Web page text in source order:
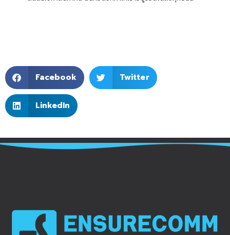
Facebook Twitter
LinkedIn